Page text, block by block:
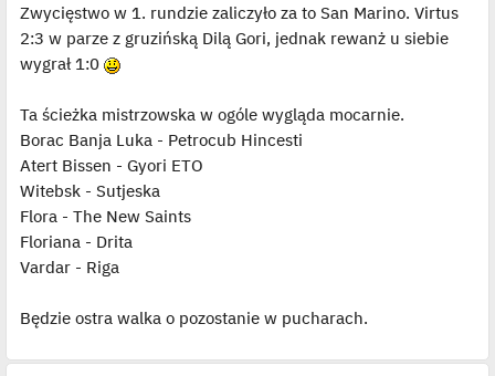
Zwycięstwo w 1. rundzie zaliczyło za to San Marino. Virtus
2:3 w parze z gruzińską Dilą Gori, jednak rewanż u siebie
wygrał 1:0
Ta ścieżka mistrzowska w ogóle wygląda mocarnie.
Borac Banja Luka - Petrocub Hincesti
Atert Bissen - Gyori ETO
Witebsk - Sutjeska
Flora - The New Saints
Floriana - Drita
Vardar - Riga
Będzie ostra walka o pozostanie w pucharach.